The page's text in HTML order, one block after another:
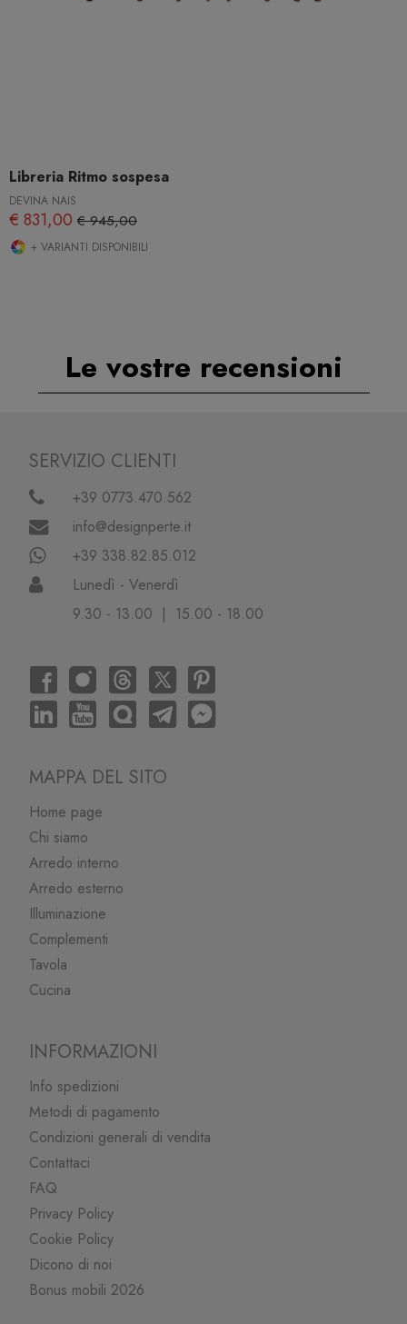
Libreria Ritmo sospesa
DEVINA NAIS
€ 831,00 € 945,00
+ VARIANTI DISPONIBILI
Le vostre recensioni
SERVIZIO CLIENTI
+39 0773.470.562
info@designperte.it
+39 338.82.85.012
Lunedì - Venerdì
9.30 - 13.00 | 15.00 - 18.00
MAPPA DEL SITO
Home page
Chi siamo
Arredo interno
Arredo esterno
Illuminazione
Complementi
Tavola
Cucina
INFORMAZIONI
Info spedizioni
Metodi di pagamento
Condizioni generali di vendita
Contattaci
FAQ
Privacy Policy
Cookie Policy
Dicono di noi
Bonus mobili 2026